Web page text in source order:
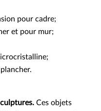
pour cadre;
et pour mur;
Ces objets